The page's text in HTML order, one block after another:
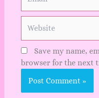
Save my name,
browser for the next